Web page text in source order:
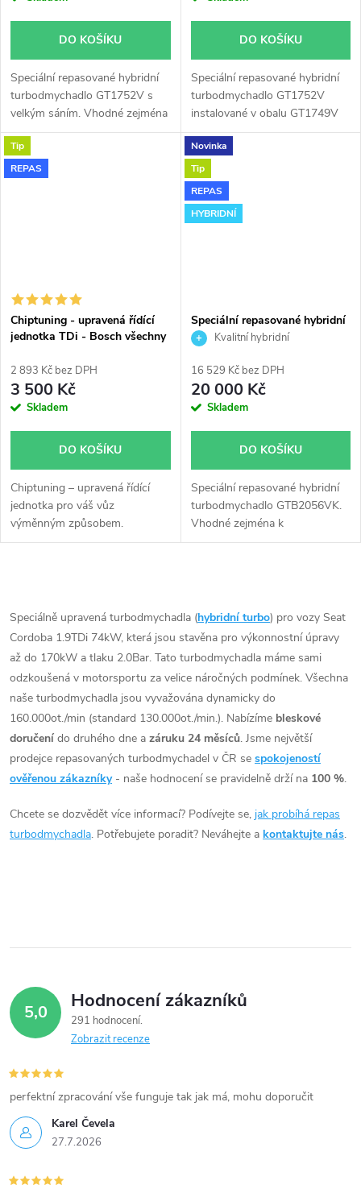
DO KOŠÍKU
Speciální repasované hybridní
turbodmychadlo GT1752V s
velkým sáním. Vhodné zejména
k výkonnostním úpravám jako
např. chiptuning. Pro vůz Seat
Cordoba 1.9TDi 74kW ATD.
DO KOŠÍKU
Speciální repasované hybridní
turbodmychadlo GT1752V
instalované v obalu GT1749V
(pro motory TDi 66-85KW).
Vhodné zejména k
výkonnostním úpravám jako
např. chiptuning. Pro vůz Seat
Cordoba 1.9TDi 74kW ATD.
Tip
REPAS
Chiptuning - upravená řídící
jednotka TDi - Bosch všechny
2 893 Kč bez DPH
3 500 Kč
Skladem
DO KOŠÍKU
Chiptuning – upravená řídící
jednotka pro váš vůz
výměnným způsobem.
Novinka
Tip
REPAS
HYBRIDNÍ
Speciální repasované hybridní
turbodmychadlo GTB2056VK
Kvalitní hybridní
16 529 Kč bez DPH
20 000 Kč
Skladem
DO KOŠÍKU
Speciální repasované hybridní
turbodmychadlo GTB2056VK.
Vhodné zejména k
výkonnostním úpravám jako
v
l
á
d
a
c
í
p
k
v
ý
p
i
s
u
Speciálně upravená turbodmychadla (hybridní turbo) pro vozy Seat
Cordoba 1.9TDi 74kW, která jsou stavěna pro výkonnostní úpravy
až do 170kW a tlaku 2.0Bar. Tato turbodmychadla máme sami
odzkoušená v motorsportu za velice náročných podmínek. Všechna
naše turbodmychadla jsou vyvažována dynamicky do
160.000ot./min (standard 130.000ot./min.). Nabízíme bleskové
doručení do druhého dne a záruku 24 měsíců. Jsme největší
prodejce repasovaných turbodmychadel v ČR se spokojeností
ověřenou zákazníky- naše hodnocení se pravidelně drží na 100 %.
Chcete se dozvědět více informací? Podívejte se, jak probíhá repas
turbodmychadla. Potřebujete poradit? Neváhejte a kontaktujte nás.
5,0 Hodnocení zákazníků
291 hodnocení
Zobrazit recenze
Karel Čevela
27.7.2026
perfektní zpracování vše funguje tak jak má, mohu doporučit